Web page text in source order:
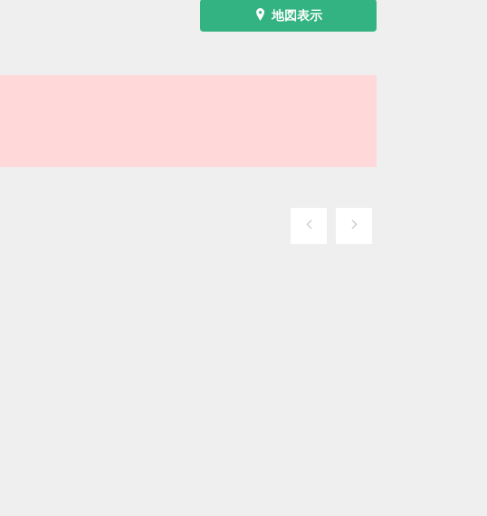
地図表示